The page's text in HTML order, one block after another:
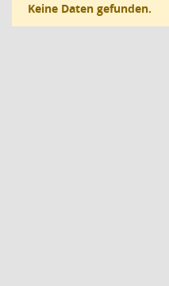
Keine Daten gefunden.